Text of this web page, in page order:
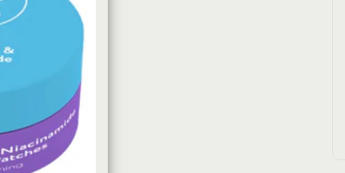
DoveКрем-мыло Кокосовое
молоко и лепестки жасмина Purely
Panpering Coconut Milk (Лучшая
цена)